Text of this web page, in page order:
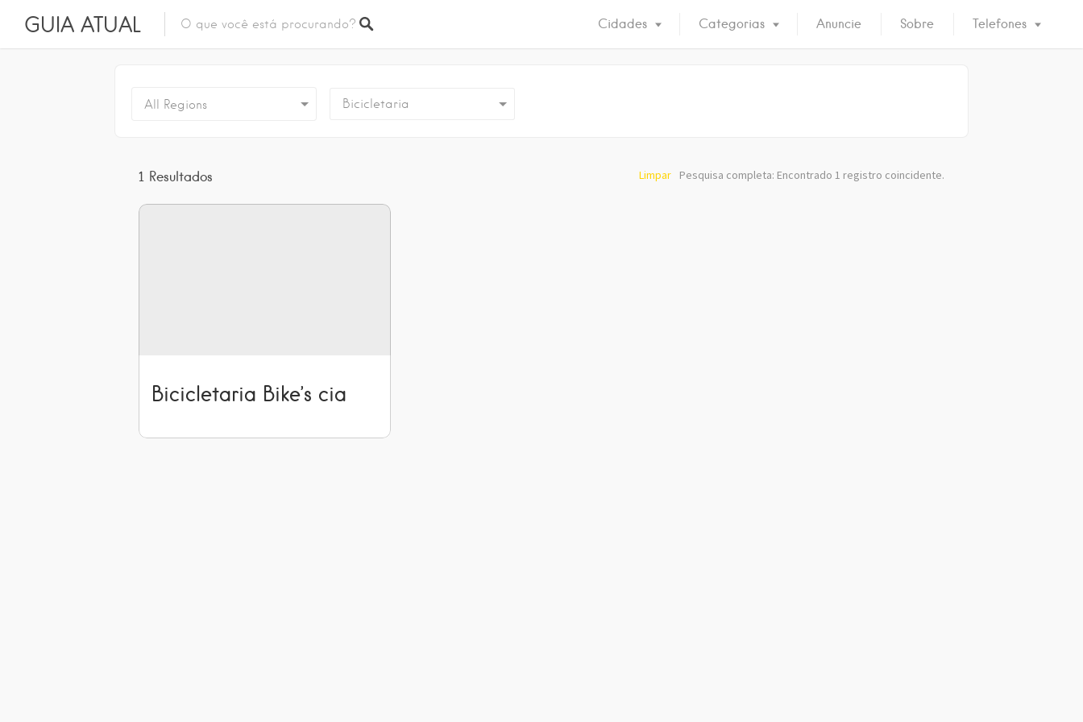
GUIA ATUAL Cidades Categorias Anuncie Sobre Telefones
All Regions Bicicletaria
1 Resultados Pesquisa completa: Encontrado 1 registro coincidente.
Limpar
Bicicletaria Bike’s cia